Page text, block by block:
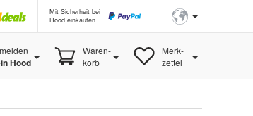
Mit Sicherheit bei
Hood einkaufen
Hood
Waren-
korb
Merk-
zettel